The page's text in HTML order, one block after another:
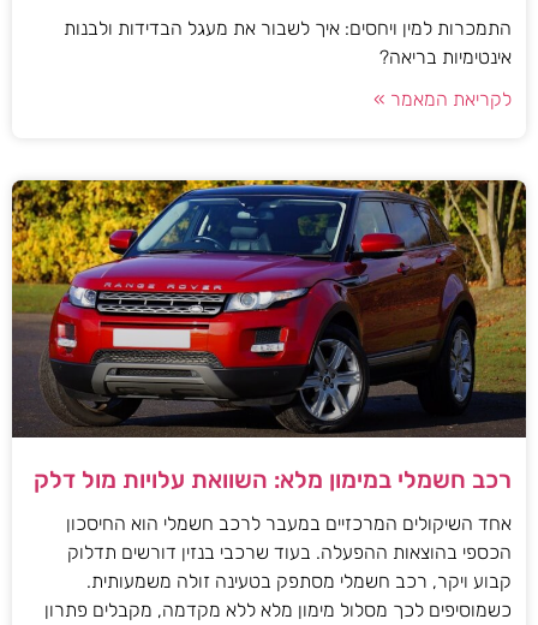
התמכרות למין ויחסים: איך לשבור את מעגל הבדידות ולבנות
אינטימיות בריאה?
לקריאת המאמר »
רכב חשמלי במימון מלא: השוואת עלויות מול דלק
אחד השיקולים המרכזיים במעבר לרכב חשמלי הוא החיסכון
הכספי בהוצאות ההפעלה. בעוד שרכבי בנזין דורשים תדלוק
קבוע ויקר, רכב חשמלי מסתפק בטעינה זולה משמעותית.
כשמוסיפים לכך מסלול מימון מלא ללא מקדמה, מקבלים פתרון